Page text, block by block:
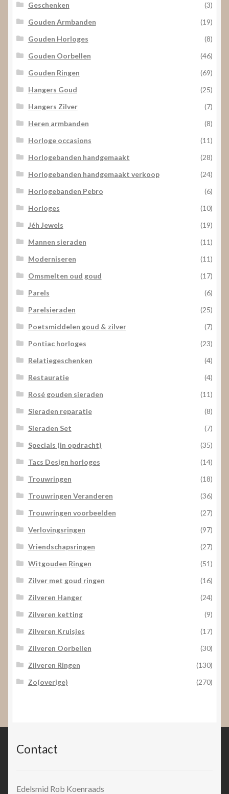
Geschenken
(3)
Gouden Armbanden
(19)
Gouden Horloges
(8)
Gouden Oorbellen
(46)
Gouden Ringen
(69)
Hangers Goud
(25)
Hangers Zilver
(7)
Heren armbanden
(8)
Horloge occasions
(11)
Horlogebanden handgemaakt
(28)
Horlogebanden handgemaakt verkoop
(24)
Horlogebanden Pebro
(6)
Horloges
(10)
Jéh Jewels
(19)
Mannen sieraden
(11)
Moderniseren
(11)
Omsmelten oud goud
(17)
Parels
(6)
Parelsieraden
(25)
Poetsmiddelen goud & zilver
(7)
Pontiac horloges
(23)
Relatiegeschenken
(4)
Restauratie
(4)
Rosé gouden sieraden
(11)
Sieraden reparatie
(8)
Sieraden Set
(7)
Specials (in opdracht)
(35)
Tacs Design horloges
(14)
Trouwringen
(18)
Trouwringen Veranderen
(36)
Trouwringen voorbeelden
(27)
Verlovingsringen
(97)
Vriendschapsringen
(27)
Witgouden Ringen
(51)
Zilver met goud ringen
(16)
Zilveren Hanger
(24)
Zilveren ketting
(9)
Zilveren Kruisjes
(17)
Zilveren Oorbellen
(30)
Zilveren Ringen
(130)
Zo(overige)
(270)
Contact
Edelsmid Rob Koenraads